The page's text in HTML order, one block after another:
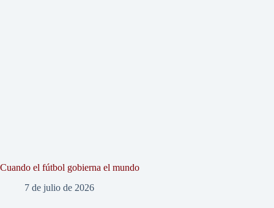
Cuando el fútbol gobierna el mundo
7 de julio de 2026